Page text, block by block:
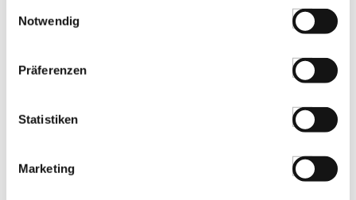
Notwendig
Präferenzen
Statistiken
Marketing
Bone Suckin´ Regular Seasoning & Rub´,